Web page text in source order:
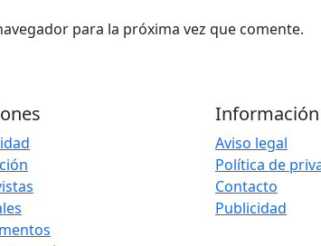
para la próxima vez que comente.
Información
Aviso legal
Política de
Contacto
Publicidad